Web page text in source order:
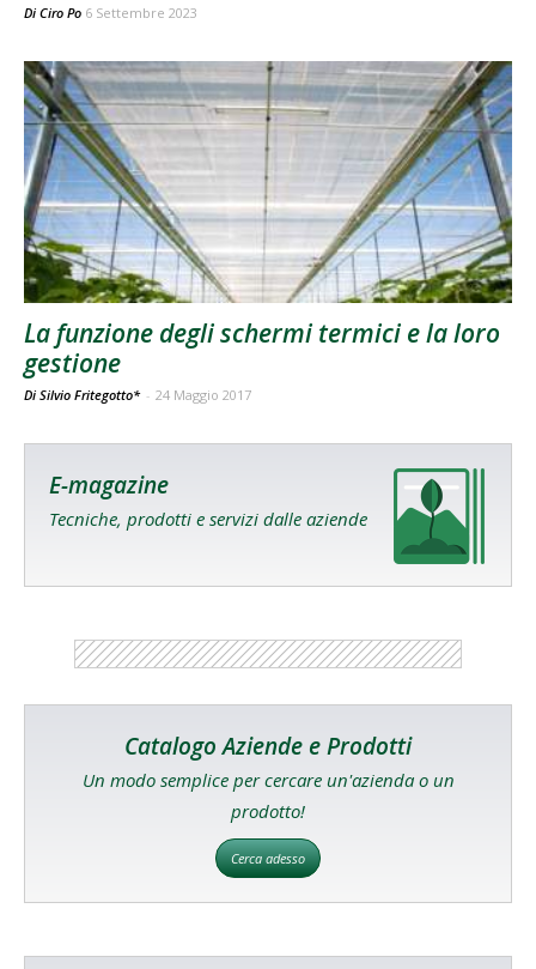
Di Ciro Po 6 Settembre 2023
La funzione degli schermi termici e la loro
gestione
Di Silvio Fritegotto* - 24 Maggio 2017
E-magazine
Tecniche, prodotti e servizi dalle aziende
Catalogo Aziende e Prodotti
Un modo semplice per cercare un'azienda o un
prodotto!
Cerca adesso